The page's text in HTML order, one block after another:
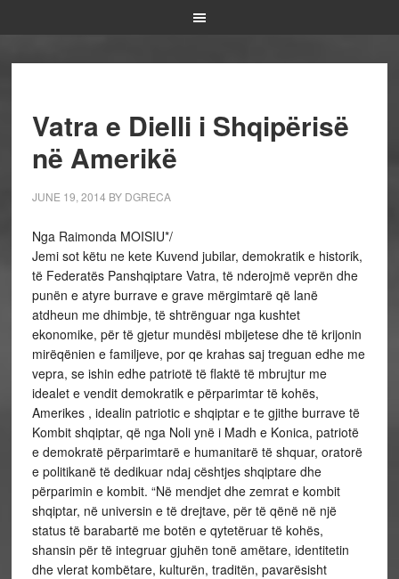
Vatra e Dielli i Shqipërisë
në Amerikë
JUNE 19, 2014 BY DGRECA
Nga Raimonda MOISIU*/
Jemi sot këtu ne kete Kuvend jubilar, demokratik e historik,
të Federatës Panshqiptare Vatra, të nderojmë veprën dhe
punën e atyre burrave e grave mërgimtarë që lanë
atdheun me dhimbje, të shtrënguar nga kushtet
ekonomike, për të gjetur mundësi mbijetese dhe të krijonin
mirëqënien e familjeve, por qe krahas saj treguan edhe me
vepra, se ishin edhe patriotë të flaktë të mbrujtur me
idealet e vendit demokratik e përparimtar të kohës,
Amerikes , idealin patriotic e shqiptar e te gjithe burrave të
Kombit shqiptar, që nga Noli ynë i Madh e Konica, patriotë
e demokratë përparimtarë e humanitarë të shquar, oratorë
e politikanë të dedikuar ndaj cështjes shqiptare dhe
përparimin e kombit. “Në mendjet dhe zemrat e kombit
shqiptar, në universin e të drejtave, për të qënë në një
status të barabartë me botën e qytetëruar të kohës,
shansin për të integruar gjuhën tonë amëtare, identitetin
dhe vlerat kombëtare, kulturën, traditën, pavarësisht